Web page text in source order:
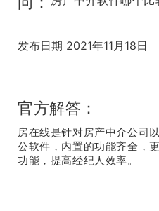
发布日期 2021年11月18日
官方解答：
房在线是针对房产中介公司
公软件，内置的功能齐全，
功能，提高经纪人效率。